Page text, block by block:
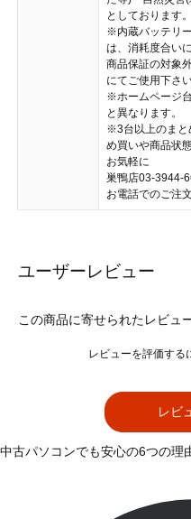
としております。
※内蔵バッテリ
は、消耗度合い
商品保証の対象
にてご使用下さい
※ホームページ
と異なります。
※3台以上のまと
め買いや商品状
お気軽に
巣鴨店03-3944-
お電話でのご注
ユーザーレビュー
この商品に寄せられたレビュ
レビューを評価する
レビ
中古パソコンでも安心の6つの理